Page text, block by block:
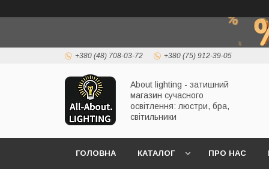
+380 (48) 708-03-72 +380 (75) 912-39-05
About lighting - затишний
магазин сучасного
освітлення: люстри, бра,
світильники
ГОЛОВНА КАТАЛОГ ПРО НАС